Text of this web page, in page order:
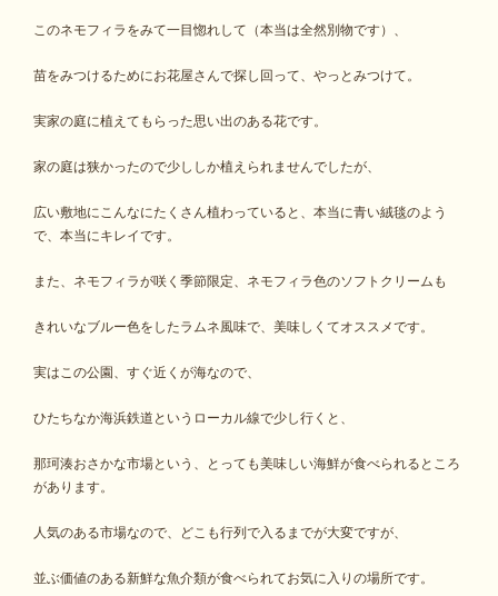
このネモフィラをみて一目惚れして（本当は全然別物です）、
苗をみつけるためにお花屋さんで探し回って、やっとみつけて。
実家の庭に植えてもらった思い出のある花です。
家の庭は狭かったので少ししか植えられませんでしたが、
広い敷地にこんなにたくさん植わっていると、本当に青い絨毯のよう
で、本当にキレイです。
また、ネモフィラが咲く季節限定、ネモフィラ色のソフトクリームも
きれいなブルー色をしたラムネ風味で、美味しくてオススメです。
実はこの公園、すぐ近くが海なので、
ひたちなか海浜鉄道というローカル線で少し行くと、
那珂湊おさかな市場という、とっても美味しい海鮮が食べられるところ
があります。
人気のある市場なので、どこも行列で入るまでが大変ですが、
並ぶ価値のある新鮮な魚介類が食べられてお気に入りの場所です。